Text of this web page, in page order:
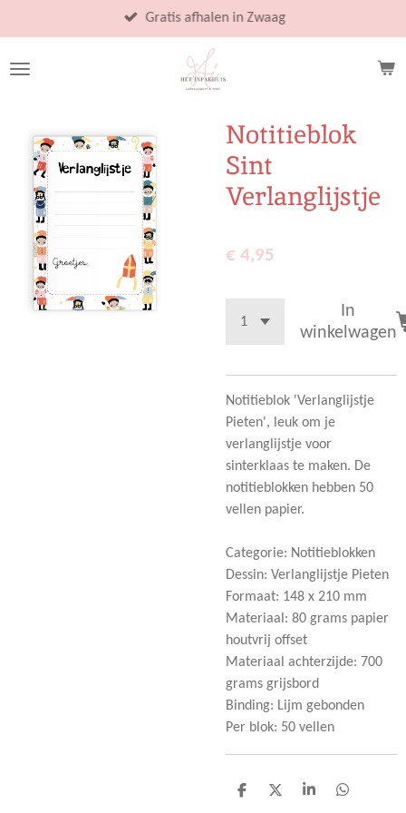
direct
naar
Gratis afhalen in Zwaag
Notitieblok
Sint
Verlanglijstje
€ 4,95
In
winkelwagen
Notitieblok 'Verlanglijstje
Pieten', leuk om je
verlanglijstje voor
sinterklaas te maken. De
notitieblokken hebben 50
vellen papier.
Categorie: Notitieblokken
Dessin: Verlanglijstje Pieten
Formaat: 148 x 210 mm
Materiaal: 80 grams papier
houtvrij offset
Materiaal achterzijde: 700
grams grijsbord
Binding: Lijm gebonden
Per blok: 50 vellen
D
D
S
D